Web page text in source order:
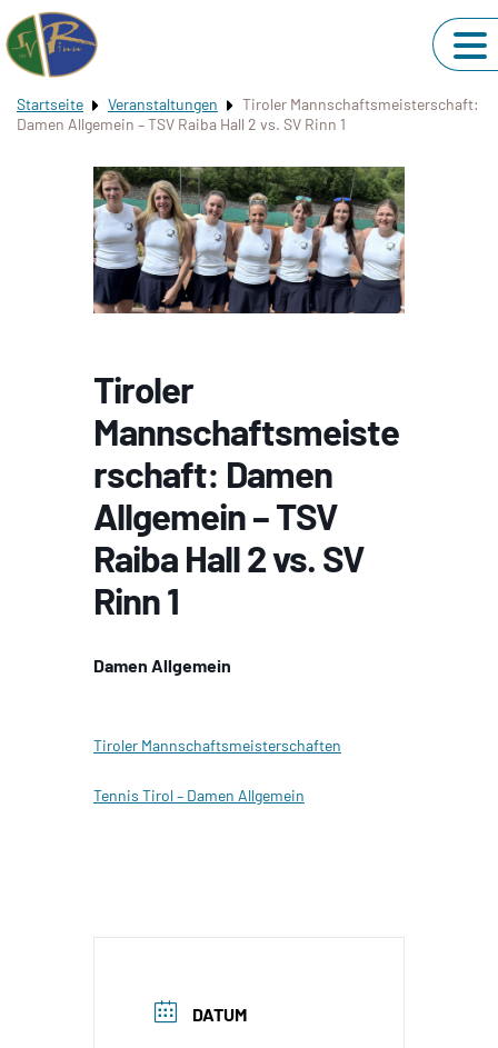
Startseite Veranstaltungen
Tiroler Mannschaftsmeisterschaft:
Damen Allgemein – TSV Raiba Hall 2 vs. SV Rinn 1
Tiroler
Mannschaftsmeiste
rschaft: Damen
Allgemein – TSV
Raiba Hall 2 vs. SV
Rinn 1
Damen Allgemein
Tiroler Mannschaftsmeisterschaften
Tennis Tirol – Damen Allgemein
DATUM